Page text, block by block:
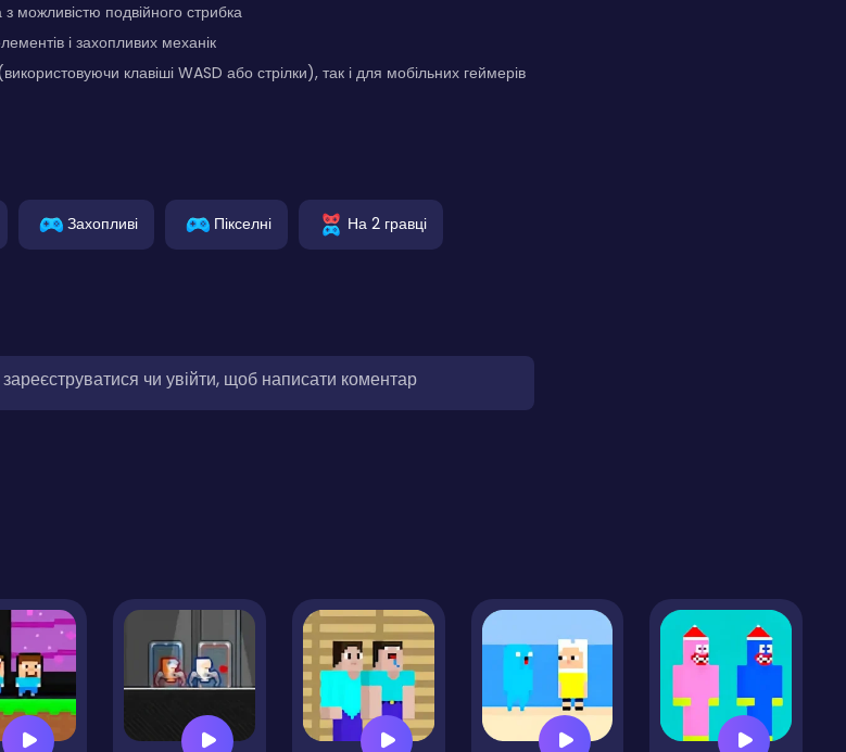
можливістю подвійного стрибка
і захопливих механік
клавіші WASD або стрілки), так і для мобільних геймерів
Захопливі Пікселні На 2 гравці
чи увійти, щоб написати коментар